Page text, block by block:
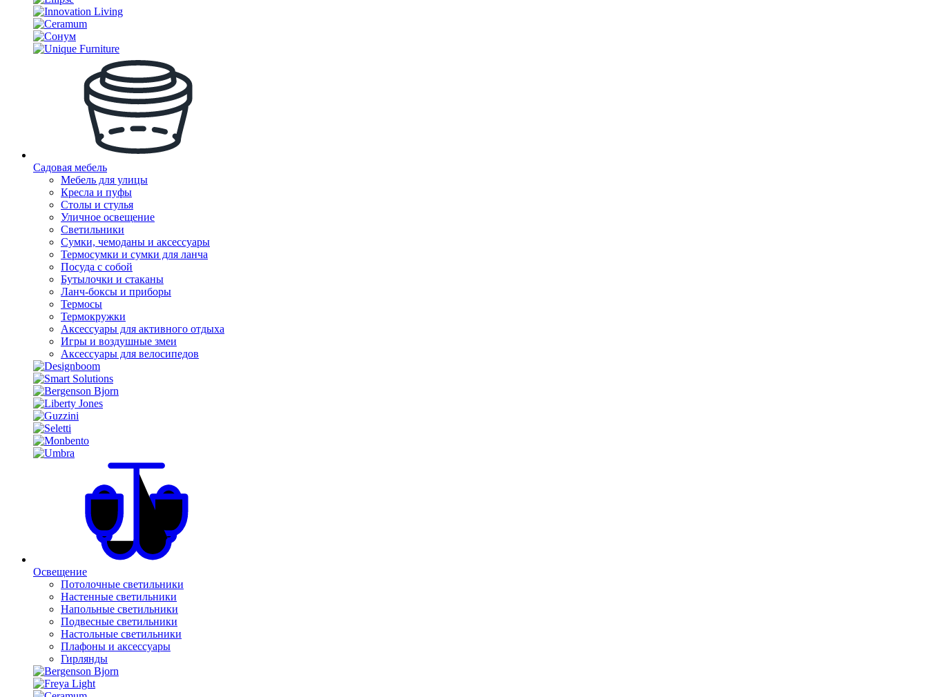
Садовая мебель
Мебель для улицы
Кресла и пуфы
Столы и стулья
Уличное освещение
Светильники
Сумки, чемоданы и аксессуары
Термосумки и сумки для ланча
Посуда с собой
Бутылочки и стаканы
Ланч-боксы и приборы
Термосы
Термокружки
Аксессуары для активного отдыха
Игры и воздушные змеи
Аксессуары для велосипедов
Освещение
Потолочные светильники
Настенные светильники
Напольные светильники
Подвесные светильники
Настольные светильники
Плафоны и аксессуары
Гирлянды